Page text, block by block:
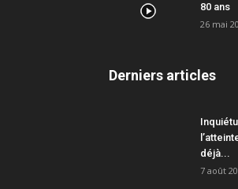
80 ans
26 mai
Derniers articles
déjà...
7 août